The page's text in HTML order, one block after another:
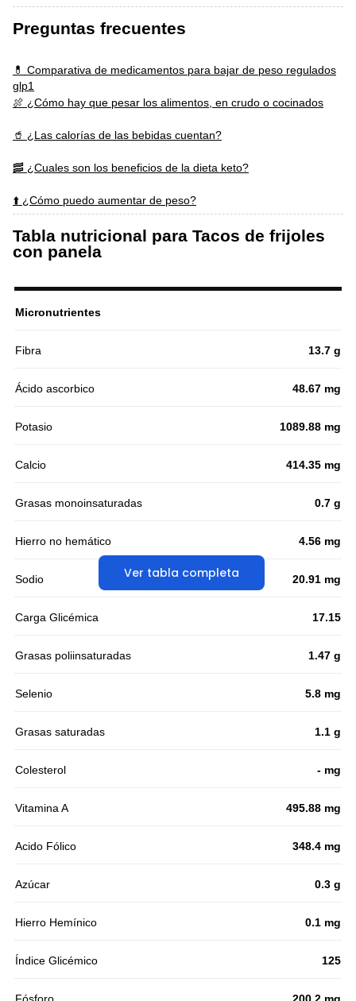
Preguntas frecuentes
💊 Comparativa de medicamentos para bajar de peso regulados
glp1
🍖 ¿Cómo hay que pesar los alimentos, en crudo o cocinados
🥤 ¿Las calorías de las bebidas cuentan?
🥓 ¿Cuales son los beneficios de la dieta keto?
⬆️ ¿Cómo puedo aumentar de peso?
Tabla nutricional para Tacos de frijoles
con panela
Ver tabla completa
Micronutrientes
Fibra 13.7 g
Ácido ascorbico 48.67 mg
Potasio 1089.88 mg
Calcio 414.35 mg
Grasas monoinsaturadas 0.7 g
Hierro no hemático 4.56 mg
Sodio 20.91 mg
Carga Glicémica 17.15
Grasas poliinsaturadas 1.47 g
Selenio 5.8 mg
Grasas saturadas 1.1 g
Colesterol - mg
Vitamina A 495.88 mg
Acido Fólico 348.4 mg
Azúcar 0.3 g
Hierro Hemínico 0.1 mg
Índice Glicémico 125
Fósforo 200.2 mg